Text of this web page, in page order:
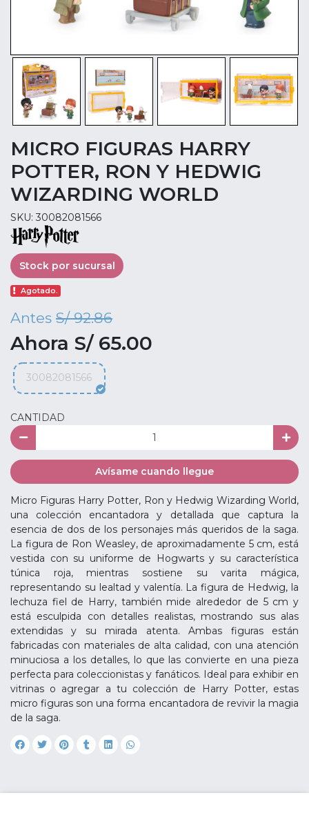
MICRO FIGURAS HARRY
POTTER, RON Y HEDWIG
WIZARDING WORLD
SKU: 30082081566
Stock por sucursal
Agotado.
Antes S/ 92.86
Ahora S/ 65.00
30082081566
CANTIDAD
Avísame cuando llegue
Micro Figuras Harry Potter, Ron y Hedwig Wizarding World,
una colección encantadora y detallada que captura la
esencia de dos de los personajes más queridos de la saga.
La figura de Ron Weasley, de aproximadamente 5 cm, está
vestida con su uniforme de Hogwarts y su característica
túnica roja, mientras sostiene su varita mágica,
representando su lealtad y valentía. La figura de Hedwig, la
lechuza fiel de Harry, también mide alrededor de 5 cm y
está esculpida con detalles realistas, mostrando sus alas
extendidas y su mirada atenta. Ambas figuras están
fabricadas con materiales de alta calidad, con una atención
minuciosa a los detalles, lo que las convierte en una pieza
perfecta para coleccionistas y fanáticos. Ideal para exhibir en
vitrinas o agregar a tu colección de Harry Potter, estas
micro figuras son una forma encantadora de revivir la magia
de la saga.